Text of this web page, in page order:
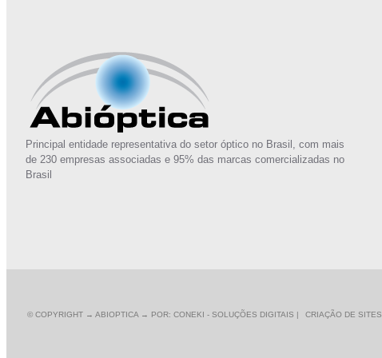
Principal entidade representativa do setor óptico no Brasil, com mais
de 230 empresas associadas e 95% das marcas comercializadas no
Brasil
© COPYRIGHT → ABIOPTICA → POR: CONEKI - SOLUÇÕES DIGITAIS | CRIAÇÃO DE SITES